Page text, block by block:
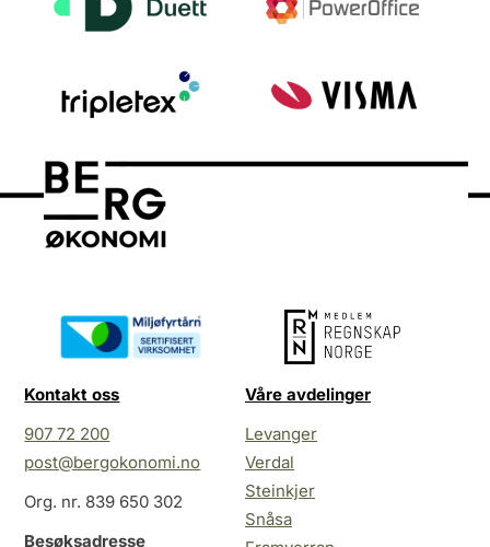
Kontakt oss
907 72 200
post@bergokonomi.no
Org. nr. 839 650 302
Besøksadresse
Våre avdelinger
Levanger
Verdal
Steinkjer
Snåsa